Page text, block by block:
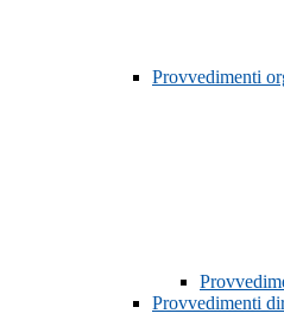
Provvedimenti
Provvedimenti